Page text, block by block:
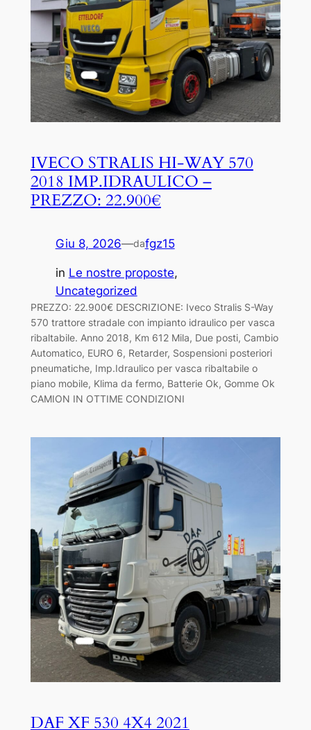
IVECO STRALIS HI-WAY 570
2018 IMP.IDRAULICO –
PREZZO: 22.900€
Giu 8, 2026—dafgz15
in Le nostre proposte
Uncategorized
PREZZO: 22.900€ DESCRIZIONE: Iveco Stralis S-Way
570 trattore stradale con impianto idraulico per vasca
ribaltabile. Anno 2018, Km 612 Mila, Due posti, Cambio
Automatico, EURO 6, Retarder, Sospensioni posteriori
pneumatiche, Imp.Idraulico per vasca ribaltabile o
piano mobile, Klima da fermo, Batterie Ok, Gomme Ok
CAMION IN OTTIME CONDIZIONI
DAF XF 530 4X4 2021